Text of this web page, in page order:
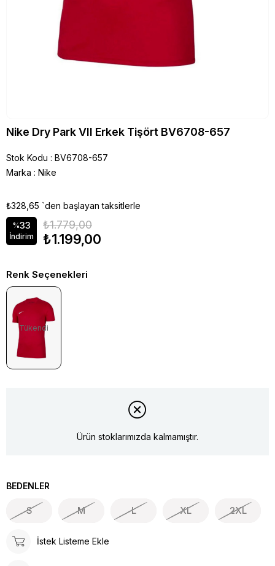
Nike Dry Park VII Erkek Tişört BV6708-657
Stok Kodu
BV6708-657
Marka : Nike
₺328,65 `den başlayan taksitlerle
%33
İndirim
₺1.779,00
₺1.199,00
Renk Seçenekleri
Tükendi
Ürün stoklarımızda kalmamıştır.
BEDENLER
S M L XL 2XL
İstek Listeme Ekle